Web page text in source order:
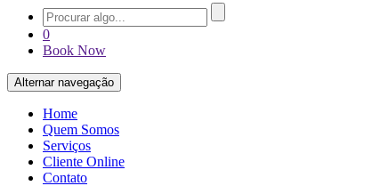
0
Book Now
Alternar navegação
Home
Quem Somos
Serviços
Cliente Online
Contato